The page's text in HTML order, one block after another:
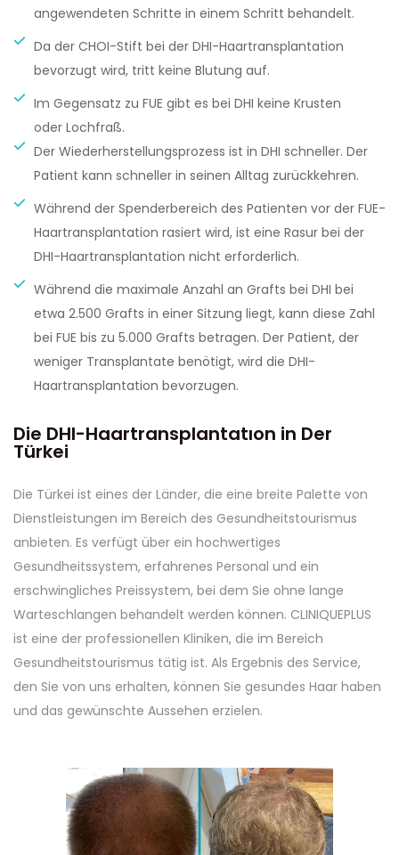
angewendeten Schritte in einem Schritt behandelt.
Da der CHOI-Stift bei der DHI-Haartransplantation
bevorzugt wird, tritt keine Blutung auf.
Im Gegensatz zu FUE gibt es bei DHI keine Krusten
oder Lochfraß.
Der Wiederherstellungsprozess ist in DHI schneller. Der
Patient kann schneller in seinen Alltag zurückkehren.
Während der Spenderbereich des Patienten vor der FUE-
Haartransplantation rasiert wird, ist eine Rasur bei der
DHI-Haartransplantation nicht erforderlich.
Während die maximale Anzahl an Grafts bei DHI bei
etwa 2.500 Grafts in einer Sitzung liegt, kann diese Zahl
bei FUE bis zu 5.000 Grafts betragen. Der Patient, der
weniger Transplantate benötigt, wird die DHI-
Haartransplantation bevorzugen.
Die DHI-Haartransplantatıon in Der
Türkei
Die Türkei ist eines der Länder, die eine breite Palette von
Dienstleistungen im Bereich des Gesundheitstourismus
anbieten. Es verfügt über ein hochwertiges
Gesundheitssystem, erfahrenes Personal und ein
erschwingliches Preissystem, bei dem Sie ohne lange
Warteschlangen behandelt werden können. CLINIQUEPLUS
ist eine der professionellen Kliniken, die im Bereich
Gesundheitstourismus tätig ist. Als Ergebnis des Service,
den Sie von uns erhalten, können Sie gesundes Haar haben
und das gewünschte Aussehen erzielen.